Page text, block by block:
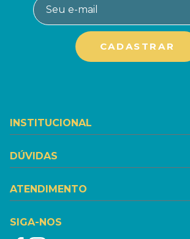
INSTITUCIONAL
DÚVIDAS
ATENDIMENTO
SIGA-NOS